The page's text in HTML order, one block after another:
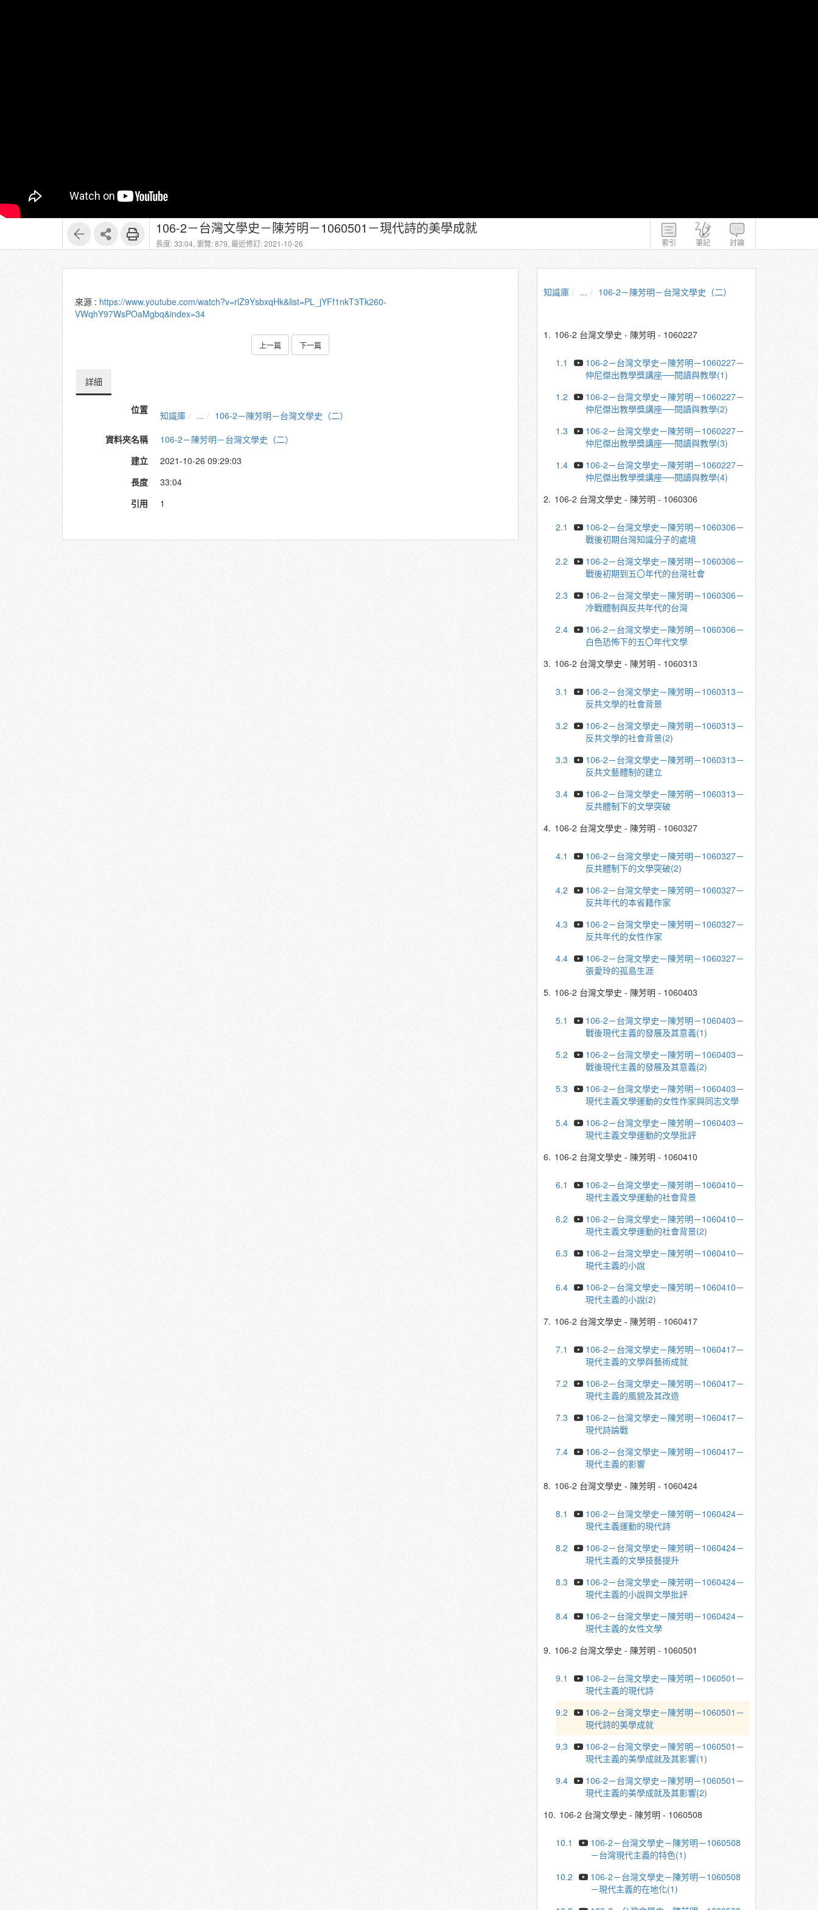
索引 筆記 討論
106-2－台灣文學史－陳芳明－1060501－現代詩的美學成就
長度: 33:04, 瀏覽: 879, 最近修訂: 2021-10-26
來源 : https://www.youtube.com/watch?v=rlZ9YsbxqHk&list=PL_jYFf1nkT3Tk260-
VWqhY97WsPOaMgbq&index=34
上一篇 下一篇
詳細
位置 知識庫 ...
106-2－陳芳明－台灣文學史（二）
資料夾名稱
106-2－陳芳明－台灣文學史（二）
建立
2021-10-26 09:29:03
長度
33:04
引用
1
知識庫 ... 106-2－陳芳明－台灣文學史（二）
1. 106-2 台灣文學史 - 陳芳明 - 1060227
1.1
106-2－台灣文學史－陳芳明－1060227－
仲尼傑出教學獎講座──閱讀與教學(1)
1.2
106-2－台灣文學史－陳芳明－1060227－
仲尼傑出教學獎講座──閱讀與教學(2)
1.3
106-2－台灣文學史－陳芳明－1060227－
仲尼傑出教學獎講座──閱讀與教學(3)
1.4
106-2－台灣文學史－陳芳明－1060227－
仲尼傑出教學獎講座──閱讀與教學(4)
2. 106-2 台灣文學史 - 陳芳明 - 1060306
2.1
106-2－台灣文學史－陳芳明－1060306－
戰後初期台灣知識分子的處境
2.2
106-2－台灣文學史－陳芳明－1060306－
戰後初期到五〇年代的台灣社會
2.3
106-2－台灣文學史－陳芳明－1060306－
冷戰體制與反共年代的台灣
2.4
106-2－台灣文學史－陳芳明－1060306－
白色恐怖下的五〇年代文學
3. 106-2 台灣文學史 - 陳芳明 - 1060313
3.1
106-2－台灣文學史－陳芳明－1060313－
反共文學的社會背景
3.2
106-2－台灣文學史－陳芳明－1060313－
反共文學的社會背景(2)
3.3
106-2－台灣文學史－陳芳明－1060313－
反共文藝體制的建立
3.4
106-2－台灣文學史－陳芳明－1060313－
反共體制下的文學突破
4. 106-2 台灣文學史 - 陳芳明 - 1060327
4.1
106-2－台灣文學史－陳芳明－1060327－
反共體制下的文學突破(2)
4.2
106-2－台灣文學史－陳芳明－1060327－
反共年代的本省籍作家
4.3
106-2－台灣文學史－陳芳明－1060327－
反共年代的女性作家
4.4
106-2－台灣文學史－陳芳明－1060327－
張愛玲的孤島生涯
5. 106-2 台灣文學史 - 陳芳明 - 1060403
5.1
106-2－台灣文學史－陳芳明－1060403－
戰後現代主義的發展及其意義(1)
5.2
106-2－台灣文學史－陳芳明－1060403－
戰後現代主義的發展及其意義(2)
5.3
106-2－台灣文學史－陳芳明－1060403－
現代主義文學運動的女性作家與同志文學
5.4
106-2－台灣文學史－陳芳明－1060403－
現代主義文學運動的文學批評
6. 106-2 台灣文學史 - 陳芳明 - 1060410
6.1
106-2－台灣文學史－陳芳明－1060410－
現代主義文學運動的社會背景
6.2
106-2－台灣文學史－陳芳明－1060410－
現代主義文學運動的社會背景(2)
6.3
106-2－台灣文學史－陳芳明－1060410－
現代主義的小說
6.4
106-2－台灣文學史－陳芳明－1060410－
現代主義的小說(2)
7. 106-2 台灣文學史 - 陳芳明 - 1060417
7.1
106-2－台灣文學史－陳芳明－1060417－
現代主義的文學與藝術成就
7.2
106-2－台灣文學史－陳芳明－1060417－
現代主義的風貌及其改造
7.3
106-2－台灣文學史－陳芳明－1060417－
現代詩論戰
7.4
106-2－台灣文學史－陳芳明－1060417－
現代主義的影響
8. 106-2 台灣文學史 - 陳芳明 - 1060424
8.1
106-2－台灣文學史－陳芳明－1060424－
現代主義運動的現代詩
8.2
106-2－台灣文學史－陳芳明－1060424－
現代主義的文學技藝提升
8.3
106-2－台灣文學史－陳芳明－1060424－
現代主義的小說與文學批評
8.4
106-2－台灣文學史－陳芳明－1060424－
現代主義的女性文學
9. 106-2 台灣文學史 - 陳芳明 - 1060501
9.1
106-2－台灣文學史－陳芳明－1060501－
現代主義的現代詩
9.2
106-2－台灣文學史－陳芳明－1060501－
現代詩的美學成就
9.3
106-2－台灣文學史－陳芳明－1060501－
現代主義的美學成就及其影響(1)
9.4
106-2－台灣文學史－陳芳明－1060501－
現代主義的美學成就及其影響(2)
10. 106-2 台灣文學史 - 陳芳明 - 1060508
10.1
106-2－台灣文學史－陳芳明－1060508
－台灣現代主義的特色(1)
10.2
106-2－台灣文學史－陳芳明－1060508
－現代主義的在地化(1)